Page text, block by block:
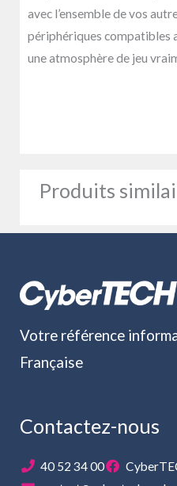
avec l’ensemble de vos
périphériques compatibles
une atmosphère de jeu
Produits
Votre référence
Française
Contactez-nous
40 52 34 00